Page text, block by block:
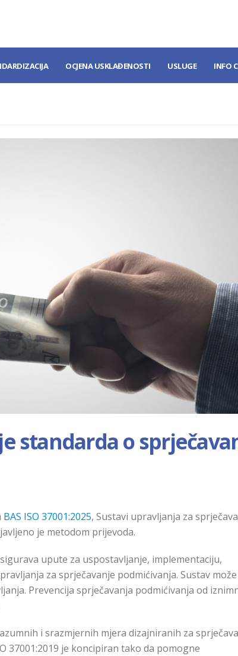
OCJENA USKLAĐENOSTI USLUGE INFO
standarda o
BAS ISO 37001:2025, Sustavi upravljanja za
je metodom prijevoda.
upute za uspostavljanje, implementaciju,
za sprječavanje podmićivanja. Sustav
Prevencija sprječavanja podmićivanja od
i srazmjernih mjera dizajniranih za
37001:2019 je koncipiran tako da pomogne